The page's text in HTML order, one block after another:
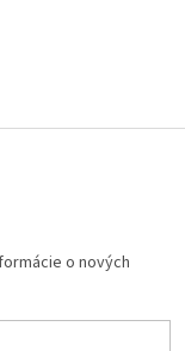
o nových